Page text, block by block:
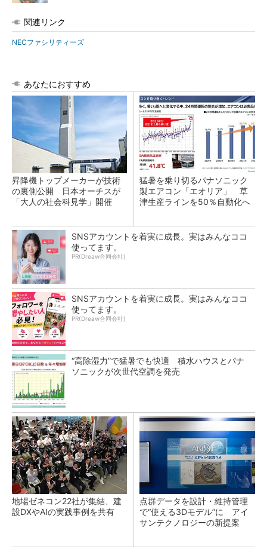
関連リンク
NECファシリティーズ
あなたにおすすめ
昇降機トップメーカーが技術
の裏側公開 日本オーチスが
「大人の社会科見学」開催
猛暑を乗り切るパナソニック
製エアコン「エオリア」 草
津生産ラインを50％自動化へ
SNSアカウントを着実に成長。実はみんなココ
使ってます。
PR(Dreaw合同会社)
SNSアカウントを着実に成長。実はみんなココ
使ってます。
PR(Dreaw合同会社)
“高除湿力”で猛暑でも快適 積水ハウスとパナ
ソニックが次世代空調を発売
地場ゼネコン22社が集結、建
設DXやAIの実践事例を共有
点群データを設計・維持管理
で“使える3Dモデル”に アイ
サンテクノロジーの新提案